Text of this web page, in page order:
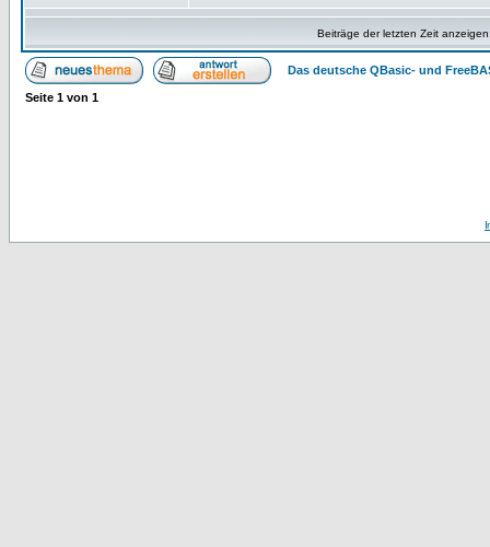
Beiträge der letzten Zeit
Das deutsche QBasic- und
Seite 1 von 1